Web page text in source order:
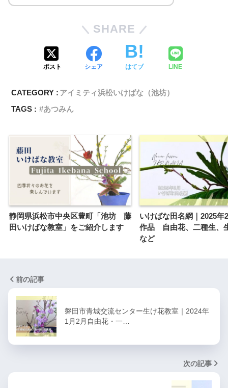
SHARE
ポスト シェア はてブ LINE
CATEGORY : アイミティ浜松いけばな（池坊）
TAGS :
あつみん
静岡県浜松市中央区豊町「池坊 藤
田いけばな教室」をご紹介します
いけばな田名網｜2025年
作品 自由花、二種生、
など
前の記事
磐田市青城交流センター生け花教室｜2024年
1月2月自由花・一…
次の記事